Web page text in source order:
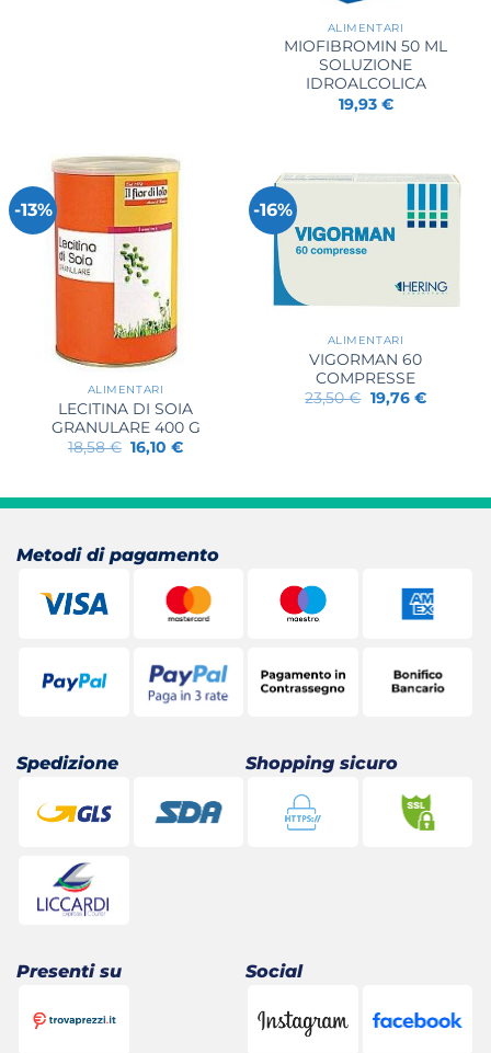
ALIMENTARI
MIOFIBROMIN 50 ML
SOLUZIONE
IDROALCOLICA
19,93 €
-13%
ALIMENTARI
LECITINA DI SOIA
GRANULARE 400 G
18,58€ Il
prezzo
18,58 €.
16,10€Il
16,10 €.
-16%
ALIMENTARI
VIGORMAN 60
COMPRESSE
23,50€ Il
prezzo
19,76 €Il
Metodi di pagamento
Spedizione Shopping sicuro
Presenti su Social